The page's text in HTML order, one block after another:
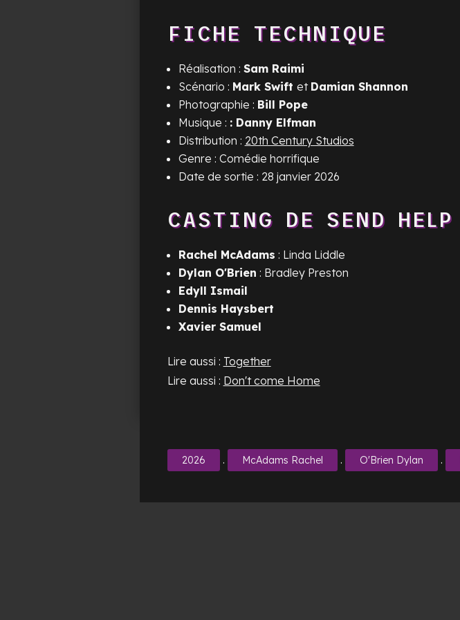
FICHE TECHNIQUE
Réalisation : Sam Raimi
Scénario : Mark Swift et Damian Shannon
Photographie : Bill Pope
Musique : : Danny Elfman
Distribution : 20th Century Studios
Genre : Comédie horrifique
Date de sortie : 28 janvier 2026
CASTING DE SEND HELP
Rachel McAdams : Linda Liddle
Dylan O'Brien : Bradley Preston
Edyll Ismail
Dennis Haysbert
Xavier Samuel
Lire aussi : Together
Lire aussi : Don't come Home
2026 . McAdams Rachel . O'Brien Dylan .